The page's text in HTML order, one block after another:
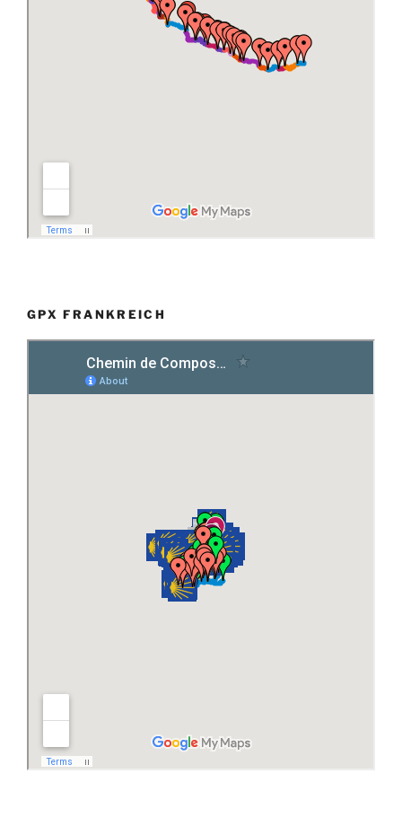
GPX FRANKREICH